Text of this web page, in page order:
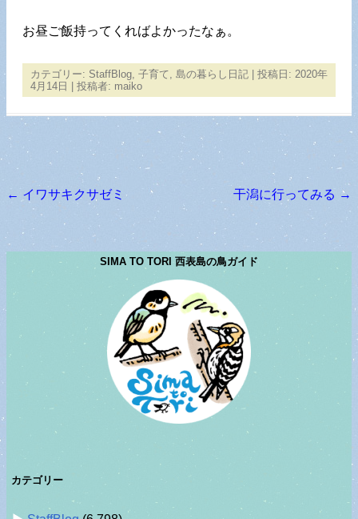
お昼ご飯持ってくればよかったなぁ。
カテゴリー: StaffBlog 子育て 島の暮らし日記 | 投稿日: 2020年
4月14日
投稿者: maiko
投稿ナビゲーション
← イワサキクサゼミ 干潟に行ってみる →
SIMA TO TORI 西表島の鳥ガイド
カテゴリー